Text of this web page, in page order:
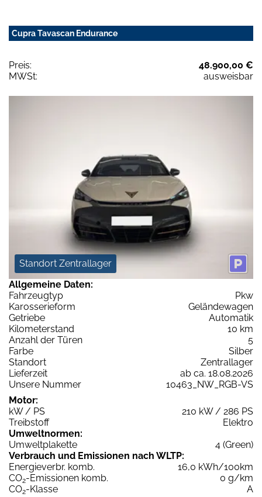
Cupra Tavascan Endurance
Preis:
48.900,00 €
MWSt:
ausweisbar
Standort Zentrallager
Allgemeine Daten:
Fahrzeugtyp
Pkw
Karosserieform
Geländewagen
Getriebe
Automatik
Kilometerstand
10 km
Anzahl der Türen
5
Farbe
Silber
Standort
Zentrallager
Lieferzeit
ab ca. 18.08.2026
Unsere Nummer
10463_NW_RGB-VS
Motor:
kW / PS
210 kW / 286 PS
Treibstoff
Elektro
Umweltnormen:
Umweltplakette
4 (Green)
Verbrauch und Emissionen nach WLTP:
Energieverbr. komb.
16,0 kWh/100km
CO2-Emissionen komb.
0 g/km
CO2-Klasse
A